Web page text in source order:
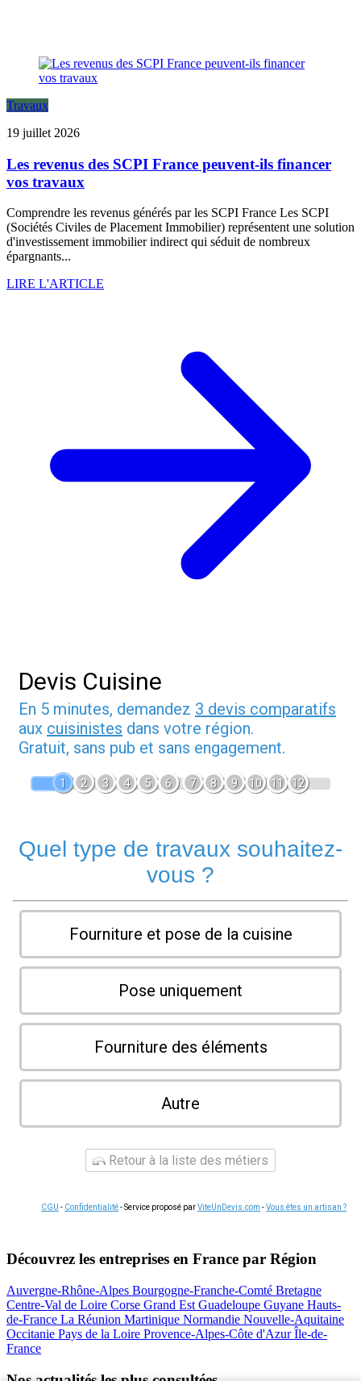
Travaux
19 juillet 2026
Les revenus des SCPI France peuvent-ils financer
vos travaux
Comprendre les revenus générés par les SCPI France Les SCPI
(Sociétés Civiles de Placement Immobilier) représentent une solution
d'investissement immobilier indirect qui séduit de nombreux
épargnants...
LIRE L'ARTICLE
Devis Cuisine
En 5 minutes, demandez 3 devis comparatifs
aux cuisinistes dans votre région.
Gratuit, sans pub et sans engagement.
1 2 3 4 5 6 7 8 9 10 11 12
Quel type de travaux souhaitez-
vous ?
Fourniture et pose de la cuisine
Pose uniquement
Fourniture des éléments
Autre
Retour à la liste des métiers
CGU - Confidentialité- Service proposé parViteUnDevis.com -Vous êtes un artisan ?
Découvrez les entreprises en France par Région
Auvergne-Rhône-Alpes Bourgogne-Franche-Comté Bretagne
Centre-Val de Loire Corse Grand Est Guadeloupe Guyane Hauts-
de-France La Réunion Martinique Normandie Nouvelle-Aquitaine
Occitanie Pays de la Loire Provence-Alpes-Côte d'AzurÎle-de-
France